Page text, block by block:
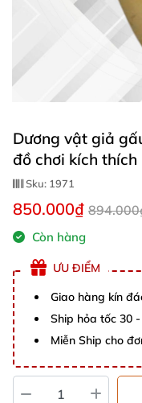
Dương vật giả
đồ chơi kích thích
Sku: 1971
850.000₫
Còn hàng
ƯU ĐIỂM
Giao hàng kín
Ship hỏa tốc 30
Miễn Ship cho